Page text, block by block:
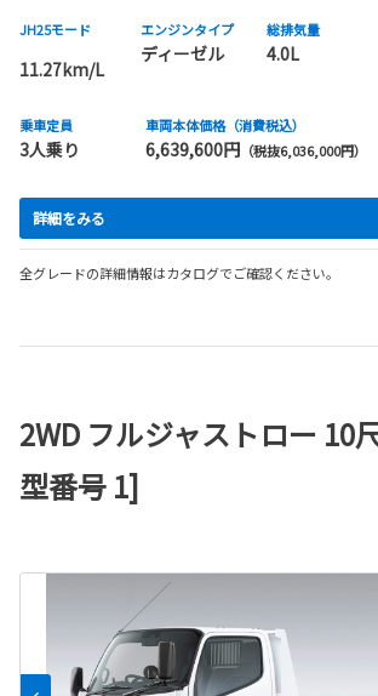
JH25モード
11.27km/L
エンジンタイプ
ディーゼル
総排気量
4.0L
乗車定員
3人乗り
車両本体価格（消費税込）
6,639,600円（税抜6,036,000円）
詳細をみる
全グレードの詳細情報はカタログでご確認ください。
2WD フルジャストロー 10
型番号 1]